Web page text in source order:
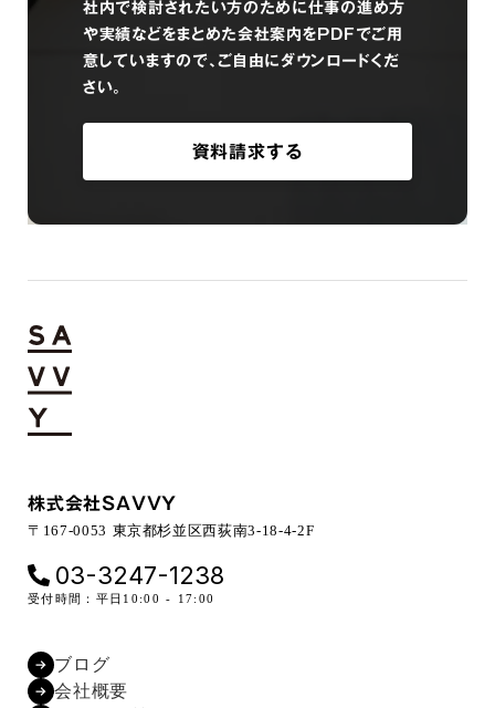
社内で検討されたい方のために仕事の進め方
や実績などをまとめた会社案内をPDFでご用
意していますので、ご自由にダウンロードくだ
さい。
資料請求する
株式会社SAVVY
〒167-0053 東京都杉並区西荻南3-18-4-2F
03-3247-1238
受付時間：平日10:00 - 17:00
ブログ
会社概要